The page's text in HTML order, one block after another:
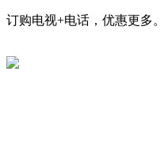
订购电视+电话，优惠更多。